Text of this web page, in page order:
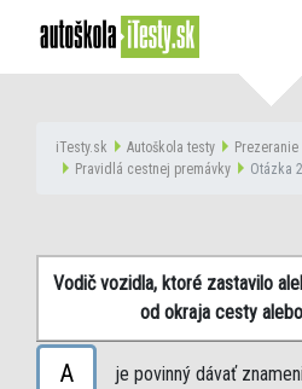
iTesty.sk Autoškola testy
Pravidlá cestnej premávky
Otázka
Vodič vozidla, ktoré zastavilo
od okraja cesty
A je povinný dávať